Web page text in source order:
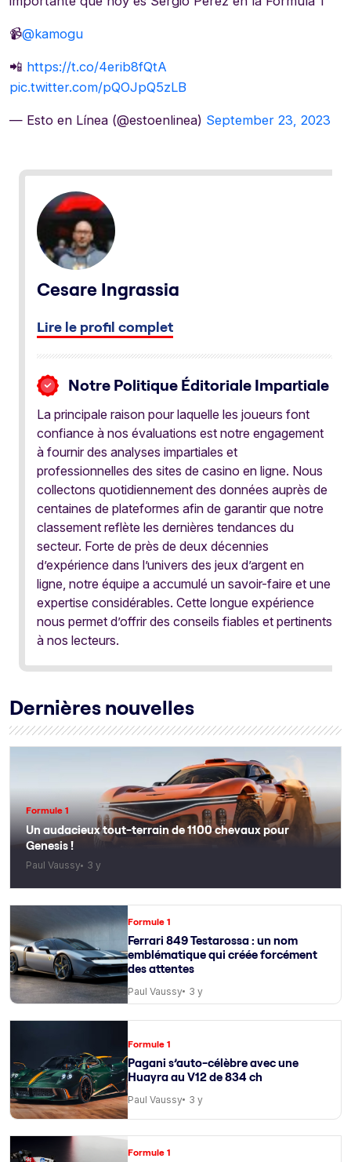
📹@kamogu
📲 https://t.co/4erib8fQtA
pic.twitter.com/pQOJpQ5zLB
— Esto en Línea (@estoenlinea) September 23, 2023
Cesare Ingrassia
Lire le profil complet
Notre Politique Éditoriale Impartiale
La principale raison pour laquelle les joueurs font
confiance à nos évaluations est notre engagement
à fournir des analyses impartiales et
professionnelles des sites de casino en ligne. Nous
collectons quotidiennement des données auprès de
centaines de plateformes afin de garantir que notre
classement reflète les dernières tendances du
secteur. Forte de près de deux décennies
d’expérience dans l’univers des jeux d’argent en
ligne, notre équipe a accumulé un savoir-faire et une
expertise considérables. Cette longue expérience
nous permet d’offrir des conseils fiables et pertinents
à nos lecteurs.
Dernières nouvelles
Formule 1
Un audacieux tout-terrain de 1100 chevaux pour
Genesis !
Paul Vaussy 3 y
Formule 1
Ferrari 849 Testarossa : un nom
emblématique qui créée forcément
des attentes
Paul Vaussy 3 y
Formule 1
Pagani s’auto-célèbre avec une
Huayra au V12 de 834 ch
Paul Vaussy 3 y
Formule 1